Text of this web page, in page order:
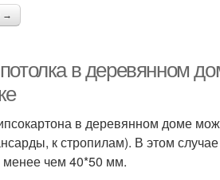
→
в деревянном
в деревянном доме
к стропилам). В этом
чем 40*50 мм.